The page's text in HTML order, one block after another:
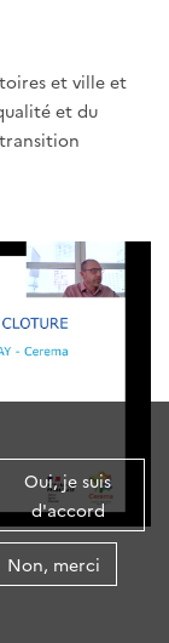
Oui, je suis
d'accord
Non, merci
et ville et
et du